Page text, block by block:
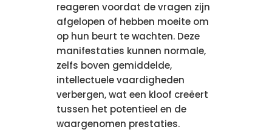
reageren voordat de vragen zijn
afgelopen of hebben moeite om
op hun beurt te wachten. Deze
manifestaties kunnen normale,
zelfs boven gemiddelde,
intellectuele vaardigheden
verbergen, wat een kloof creëert
tussen het potentieel en de
waargenomen prestaties.